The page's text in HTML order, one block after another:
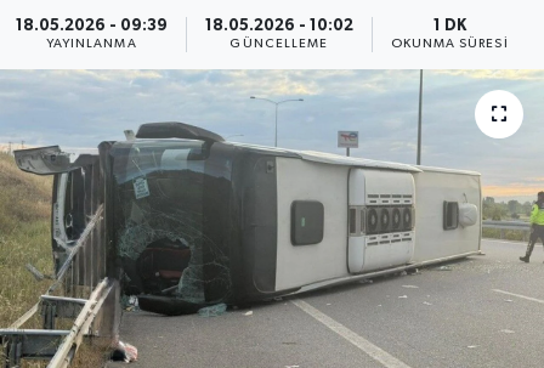
18.05.2026 - 09:39
YAYINLANMA
18.05.2026 - 10:02
GÜNCELLEME
1 DK
OKUNMA SÜRESI
SİYASET
SAĞLIK
DÜNYA
EĞİTİM
TURİZM
RÖPORTAJ
Haber Arşivi